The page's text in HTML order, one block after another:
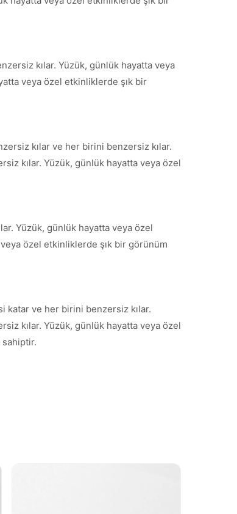
kılar. Yüzük, günlük hayatta veya
veya özel etkinliklerde şık bir
kılar ve her birini benzersiz kılar.
kılar. Yüzük, günlük hayatta veya özel
Yüzük, günlük hayatta veya özel
özel etkinliklerde şık bir görünüm
katar ve her birini benzersiz kılar.
kılar. Yüzük, günlük hayatta veya özel